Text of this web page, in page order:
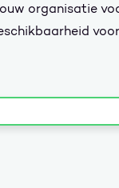
organisatie